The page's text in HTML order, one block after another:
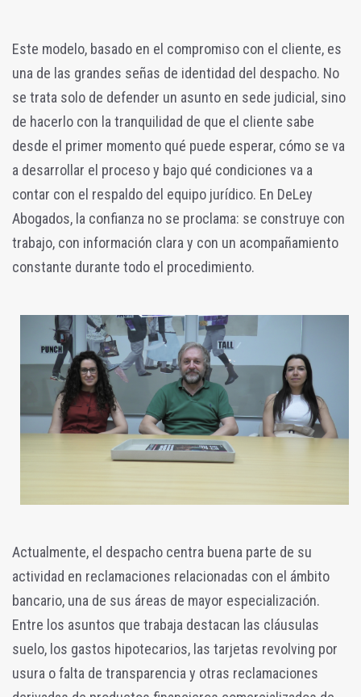
Este modelo, basado en el compromiso con el cliente, es
una de las grandes señas de identidad del despacho. No
se trata solo de defender un asunto en sede judicial, sino
de hacerlo con la tranquilidad de que el cliente sabe
desde el primer momento qué puede esperar, cómo se va
a desarrollar el proceso y bajo qué condiciones va a
contar con el respaldo del equipo jurídico. En DeLey
Abogados, la confianza no se proclama: se construye con
trabajo, con información clara y con un acompañamiento
constante durante todo el procedimiento.
Actualmente, el despacho centra buena parte de su
actividad en reclamaciones relacionadas con el ámbito
bancario, una de sus áreas de mayor especialización.
Entre los asuntos que trabaja destacan las cláusulas
suelo, los gastos hipotecarios, las tarjetas revolving por
usura o falta de transparencia y otras reclamaciones